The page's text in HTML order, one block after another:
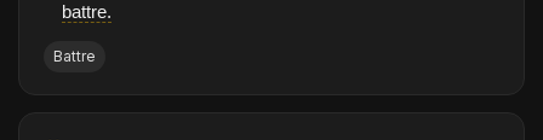
battre.
Battre